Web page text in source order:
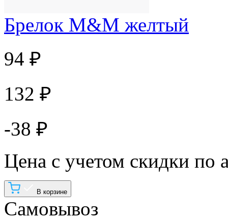
Брелок M&M желтый
94 ₽
132 ₽
-38 ₽
Цена с учетом скидки по
В корзине
Самовывоз